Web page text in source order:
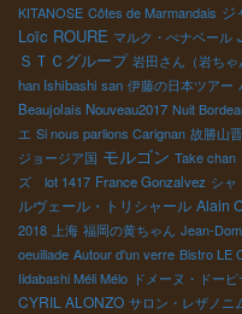
KITANOSE Côtes de Marmandais ジ
Loïc ROURE マルク・ぺナベール
ＳＴＣグループ 岩田さん（岩ちゃ
han Ishibashi san 伊藤の日本ツアー
Beaujolais Nouveau2017 Nuit
エ Si nous parlions Carignan 故勝山
ジョージア国 モルゴン Take chan
ズ lot 1417 France Gonzalvez シャ
ルヴェール・トリシャール Alain
2018 上海 福岡の黄ちゃん Jean-
oeuillade Autour d'un verre Bistro LE
Iidabashi Méli Mélo ドメーヌ・ドーピ
CYRIL ALONZO サロン・レザノニ